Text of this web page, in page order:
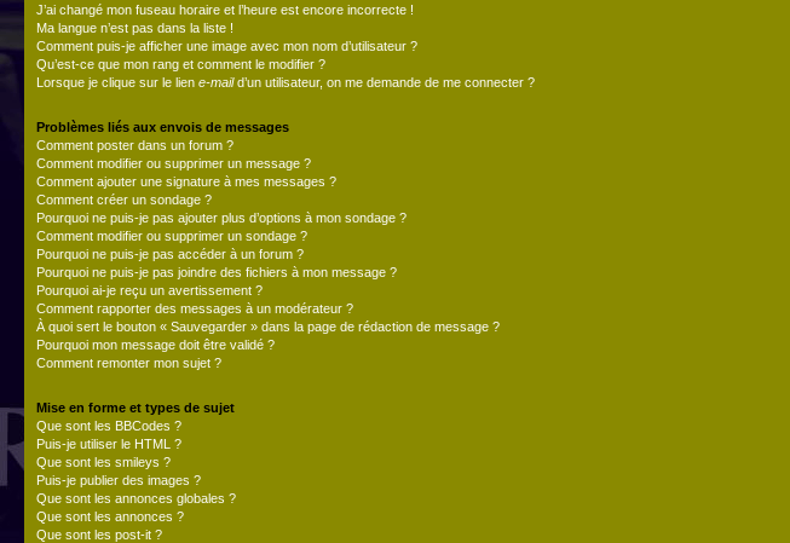
J’ai changé mon fuseau horaire et l’heure est encore incorrecte !
Ma langue n’est pas dans la liste !
Comment puis-je afficher une image avec mon nom d’utilisateur ?
Qu’est-ce que mon rang et comment le modifier ?
Lorsque je clique sur le lien e-maild’un utilisateur, on me demande de me connecter ?
Problèmes liés aux envois de messages
Comment poster dans un forum ?
Comment modifier ou supprimer un message ?
Comment ajouter une signature à mes messages ?
Comment créer un sondage ?
Pourquoi ne puis-je pas ajouter plus d’options à mon sondage ?
Comment modifier ou supprimer un sondage ?
Pourquoi ne puis-je pas accéder à un forum ?
Pourquoi ne puis-je pas joindre des fichiers à mon message ?
Pourquoi ai-je reçu un avertissement ?
Comment rapporter des messages à un modérateur ?
À quoi sert le bouton « Sauvegarder » dans la page de rédaction de message ?
Pourquoi mon message doit être validé ?
Comment remonter mon sujet ?
Mise en forme et types de sujet
Que sont les BBCodes ?
Puis-je utiliser le HTML ?
Que sont les smileys ?
Puis-je publier des images ?
Que sont les annonces globales ?
Que sont les annonces ?
Que sont les post-it ?